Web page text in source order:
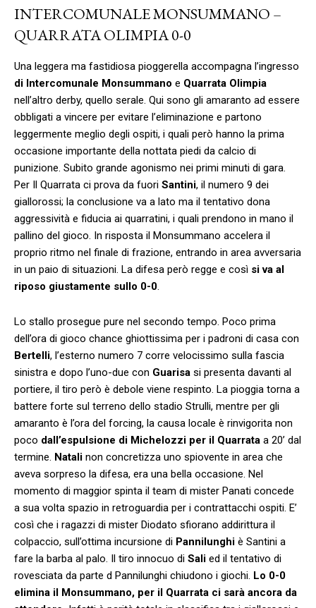
INTERCOMUNALE MONSUMMANO –
QUARRATA OLIMPIA 0-0
Una leggera ma fastidiosa pioggerella accompagna l’ingresso
di Intercomunale Monsummano e Quarrata Olimpia
nell’altro derby, quello serale. Qui sono gli amaranto ad essere
obbligati a vincere per evitare l’eliminazione e partono
leggermente meglio degli ospiti, i quali però hanno la prima
occasione importante della nottata piedi da calcio di
punizione. Subito grande agonismo nei primi minuti di gara.
Per Il Quarrata ci prova da fuori Santini, il numero 9 dei
giallorossi; la conclusione va a lato ma il tentativo dona
aggressività e fiducia ai quarratini, i quali prendono in mano il
pallino del gioco. In risposta il Monsummano accelera il
proprio ritmo nel finale di frazione, entrando in area avversaria
in un paio di situazioni. La difesa però regge e così si va al
riposo giustamente sullo 0-0.
Lo stallo prosegue pure nel secondo tempo. Poco prima
dell’ora di gioco chance ghiottissima per i padroni di casa con
Bertelli, l’esterno numero 7 corre velocissimo sulla fascia
sinistra e dopo l’uno-due con Guarisa si presenta davanti al
portiere, il tiro però è debole viene respinto. La pioggia torna a
battere forte sul terreno dello stadio Strulli, mentre per gli
amaranto è l’ora del forcing, la causa locale è rinvigorita non
poco dall’espulsione di Michelozzi per il Quarrata a 20’ dal
termine. Natali non concretizza uno spiovente in area che
aveva sorpreso la difesa, era una bella occasione. Nel
momento di maggior spinta il team di mister Panati concede
a sua volta spazio in retroguardia per i contrattacchi ospiti. E’
così che i ragazzi di mister Diodato sfiorano addirittura il
colpaccio, sull’ottima incursione di Pannilunghi è Santini a
fare la barba al palo. Il tiro innocuo di Sali ed il tentativo di
rovesciata da parte d Pannilunghi chiudono i giochi. Lo 0-0
elimina il Monsummano, per il Quarrata ci sarà ancora da